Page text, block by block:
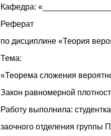
Кафедра:
Реферат
по дисциплине «Теория
Тема:
«Теорема сложения
Закон равномерной
Работу выполнила:
заочного отделения группы